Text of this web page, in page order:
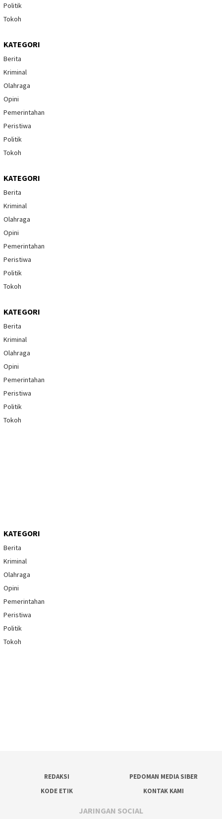
Politik
Tokoh
KATEGORI
Berita
Kriminal
Olahraga
Opini
Pemerintahan
Peristiwa
Politik
Tokoh
KATEGORI
Berita
Kriminal
Olahraga
Opini
Pemerintahan
Peristiwa
Politik
Tokoh
KATEGORI
Berita
Kriminal
Olahraga
Opini
Pemerintahan
Peristiwa
Politik
Tokoh
KATEGORI
Berita
Kriminal
Olahraga
Opini
Pemerintahan
Peristiwa
Politik
Tokoh
REDAKSI
PEDOMAN MEDIA SIBER
KODE ETIK
KONTAK KAMI
JARINGAN SOCIAL